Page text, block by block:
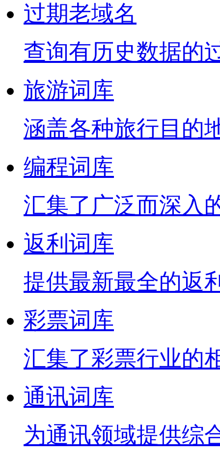
过期老域名
查询有历史数据的
旅游词库
涵盖各种旅行目的
编程词库
汇集了广泛而深入
返利词库
提供最新最全的返
彩票词库
汇集了彩票行业的
通讯词库
为通讯领域提供综